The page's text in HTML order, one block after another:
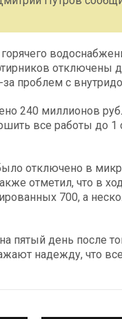
отключены
за проблем с
240 миллионов
все работы до 1
отключено в
отметил, что в
700, а
пятый день после
надежду, что